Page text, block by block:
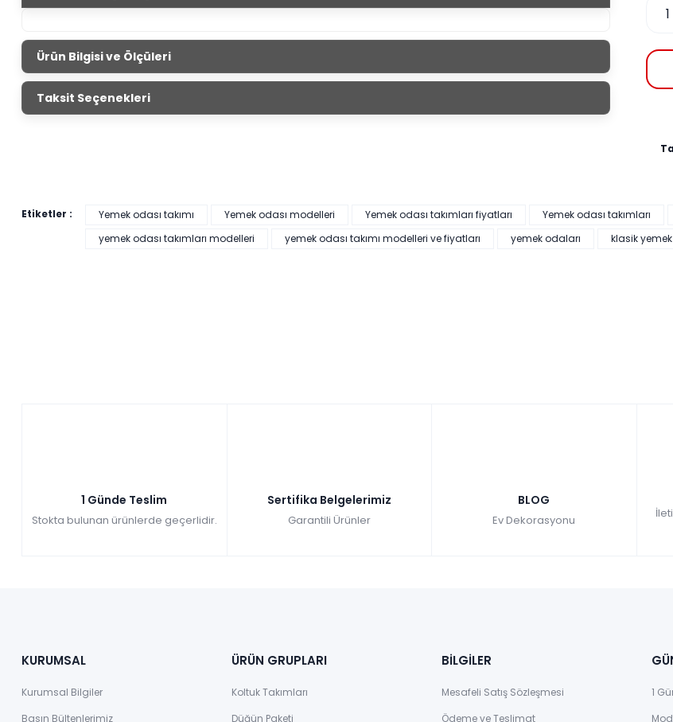
Ürün Bilgisi ve Ölçüleri
Nitra Yemek Odası
Sandalye
- -
Taksit Seçenekleri
Etiketler : Yemek odası takımı Yemek odası modelleri Yemek odası takımları fiyatları Yemek odası takımları
yemek odası takımları modelleri
yemek odası takımı modelleri ve fiyatları yemek odaları klasik
1 Günde Teslim
Stokta bulunan ürünlerde geçerlidir.
Sertifika Belgelerimiz
Garantili Ürünler
BLOG
Ev Dekorasyonu
KURUMSAL
Kurumsal Bilgiler
Basın Bültenlerimiz
ÜRÜN GRUPLARI
Koltuk Takımları
Düğün Paketi
BİLGİLER
Mesafeli Satış Sözleşmesi
Ödeme ve Teslimat
1